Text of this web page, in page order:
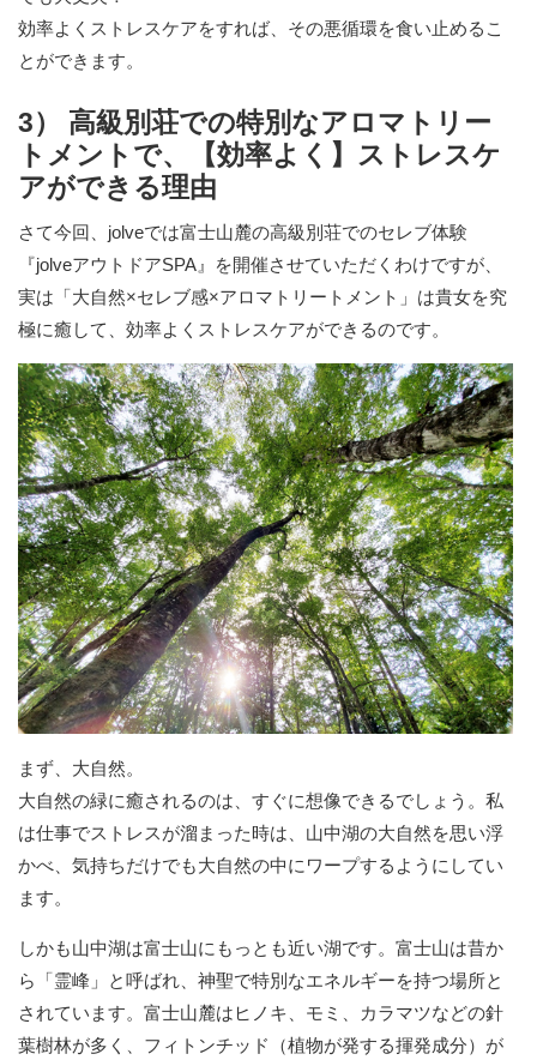
効率よくストレスケアをすれば、その悪循環を食い止めるこ
とができます。
3） 高級別荘での特別なアロマトリー
トメントで、【効率よく】ストレスケ
アができる理由
さて今回、jolveでは富士山麓の高級別荘でのセレブ体験
『jolveアウトドアSPA』を開催させていただくわけですが、
実は「大自然×セレブ感×アロマトリートメント」は貴女を究
極に癒して、効率よくストレスケアができるのです。
まず、大自然。
大自然の緑に癒されるのは、すぐに想像できるでしょう。私
は仕事でストレスが溜まった時は、山中湖の大自然を思い浮
かべ、気持ちだけでも大自然の中にワープするようにしてい
ます。
しかも山中湖は富士山にもっとも近い湖です。富士山は昔か
ら「霊峰」と呼ばれ、神聖で特別なエネルギーを持つ場所と
されています。富士山麓はヒノキ、モミ、カラマツなどの針
葉樹林が多く、フィトンチッド（植物が発する揮発成分）が